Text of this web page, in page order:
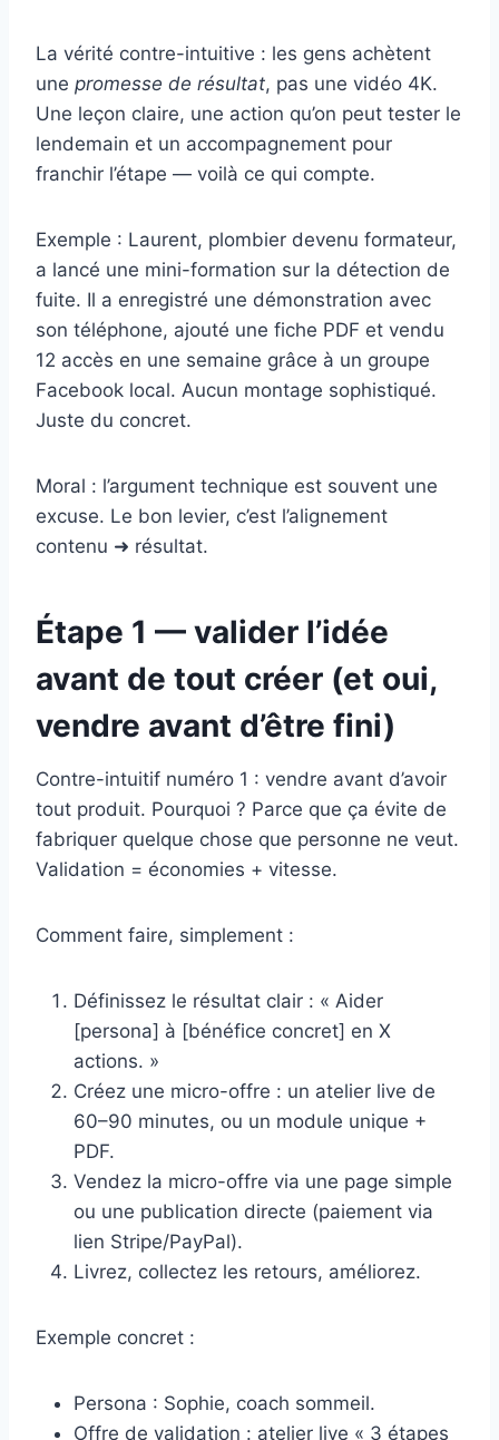
La vérité contre-intuitive : les gens achètent
une promesse de résultat, pas une vidéo 4K.
Une leçon claire, une action qu’on peut tester le
lendemain et un accompagnement pour
franchir l’étape — voilà ce qui compte.
Exemple : Laurent, plombier devenu formateur,
a lancé une mini-formation sur la détection de
fuite. Il a enregistré une démonstration avec
son téléphone, ajouté une fiche PDF et vendu
12 accès en une semaine grâce à un groupe
Facebook local. Aucun montage sophistiqué.
Juste du concret.
Moral : l’argument technique est souvent une
excuse. Le bon levier, c’est l’alignement
contenu ➜ résultat.
Étape 1 — valider l’idée
avant de tout créer (et oui,
vendre avant d’être fini)
Contre-intuitif numéro 1 : vendre avant d’avoir
tout produit. Pourquoi ? Parce que ça évite de
fabriquer quelque chose que personne ne veut.
Validation = économies + vitesse.
Comment faire, simplement :
Définissez le résultat clair : « Aider
[persona] à [bénéfice concret] en X
actions. »
Créez une micro-offre : un atelier live de
60–90 minutes, ou un module unique +
PDF.
Vendez la micro-offre via une page simple
ou une publication directe (paiement via
lien Stripe/PayPal).
Livrez, collectez les retours, améliorez.
Exemple concret :
Persona : Sophie, coach sommeil.
Offre de validation : atelier live « 3 étapes